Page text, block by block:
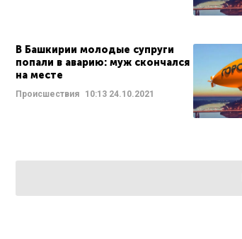
В Башкирии молодые супруги
попали в аварию: муж скончался
на месте
Происшествия 10:13 24.10.2021